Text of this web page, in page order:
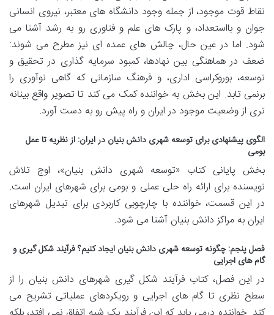
نقاط قوت موجود، از جمله وجود دانشگاه های معتبر، نیروی انسانی
جوان و بااستعداد، و پارک های علم و فناوری رو به رشد آشنا می
شود. اما در عین حال، چالش های عمده ای نیز مطرح می شوند:
ضعف در هماهنگی بین نهادها، کمبود سرمایه گذاری در تحقیق و
توسعه، بوروکراسی اداری، و فرهنگ سازمانی که گاهی نوآوری را
برنمی تابد. این بخش به خواننده کمک می کند تا تصویر واقع بینانه
تری از وضعیت موجود در ایران و راه پیش رو به دست آورد.
الگوی پیشنهادی برای توسعه شهری دانش بنیان در ایران: از نظریه تا عمل
بومی
بخش پایانی کتاب «توسعه شهری دانش بنیان»، اوج تلاش
نویسنده برای ارائه راه حلی عملی و بومی برای شهرهای ایران است.
در این قسمت، خواننده با چارچوبی کاربردی برای تبدیل شهرهای
ایران به مراکز دانش بنیان آشنا می شود.
فصل پنجم: چگونه توسعه شهری دانش بنیان ایجاد کنیم؟ فرآیند شکل گیری و
گام های اجرایی
در این فصل، کتاب فرآیند شکل گیری شهرهای دانش بنیان را از
سطح نظری تا گام های اجرایی و رویکردهای عملیاتی تشریح می